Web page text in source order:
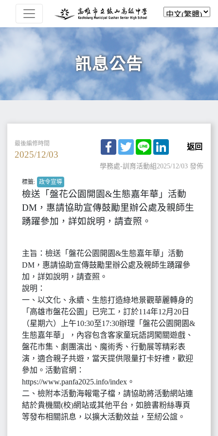
訊息公告
最後編修時間
2025/12/03
Facebook
TwitterLine LinkedIn
返回
學務處-訓育活動組2025/12/03 發佈
標籤: 政令宣導
檢送「盤花公園開園&生態嘉年華」活動
DM，惠請協助宣傳鼓勵里辦公處及親師生
踴躍參加，詳如說明，請查照。
主旨：檢送「盤花公園開園&生態嘉年華」活動
DM，惠請協助宣傳鼓勵里辦公處及親師生踴躍參
加，詳如說明，請查照。
說明：
一、以文化、永續、生態打造綠地景觀華麗轉身的
「高雄市盤花公園」已完工，訂於114年12月20日
（星期六）上午10:30至17:30辦理「盤花公園開園&
生態嘉年華」，內容包含客家童玩語詞闖關遊戲、
盤花市集、劇團演出、魔術秀、行動展等精彩表
演，適合親子共遊，當天提供限量打卡好禮，歡迎
參加。活動官網：
https://www.panfa2025.info/index。
二、檢附本活動海報電子檔，請協助將活動網站連
結於貴機關(校)網站或其他平台，如臉書粉絲專頁
等發布相關訊息，以擴大活動效益，至紉公誼。